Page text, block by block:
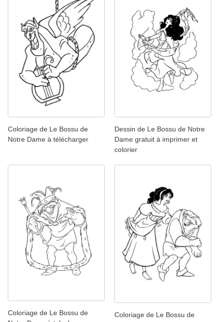
Coloriage de Le Bossu de
Notre Dame à télécharger
Dessin de Le Bossu de Notre
Dame gratuit à imprimer et
colorier
Coloriage de Le Bossu de
Coloriage de Le Bossu de